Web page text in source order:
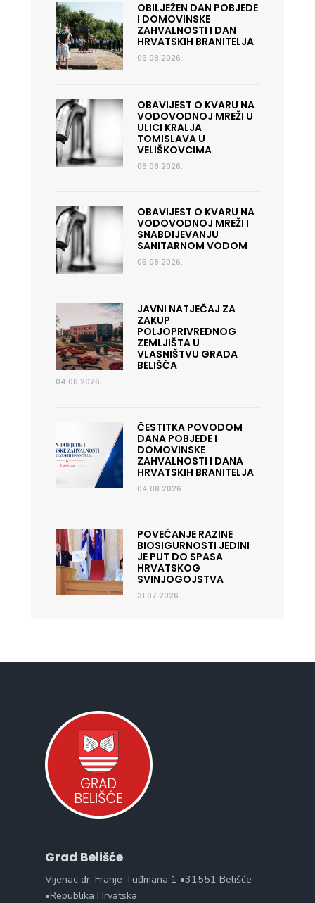
OBILJEŽEN DAN POBJEDE
I DOMOVINSKE
ZAHVALNOSTI I DAN
HRVATSKIH BRANITELJA
06.08.2026.
OBAVIJEST O KVARU NA
VODOVODNOJ MREŽI U
ULICI KRALJA
TOMISLAVA U
VELIŠKOVCIMA
06.08.2026.
OBAVIJEST O KVARU NA
VODOVODNOJ MREŽI I
SNABDIJEVANJU
SANITARNOM VODOM
05.08.2026.
JAVNI NATJEČAJ ZA
ZAKUP
POLJOPRIVREDNOG
ZEMLJIŠTA U
VLASNIŠTVU GRADA
BELIŠĆA
04.08.2026.
ČESTITKA POVODOM
DANA POBJEDE I
DOMOVINSKE
ZAHVALNOSTI I DANA
HRVATSKIH BRANITELJA
04.08.2026.
POVEĆANJE RAZINE
BIOSIGURNOSTI JEDINI
JE PUT DO SPASA
HRVATSKOG
SVINJOGOJSTVA
31.07.2026.
Grad Belišće
Vijenac dr. Franje Tuđmana 1 •31551 Belišće
•Republika Hrvatska